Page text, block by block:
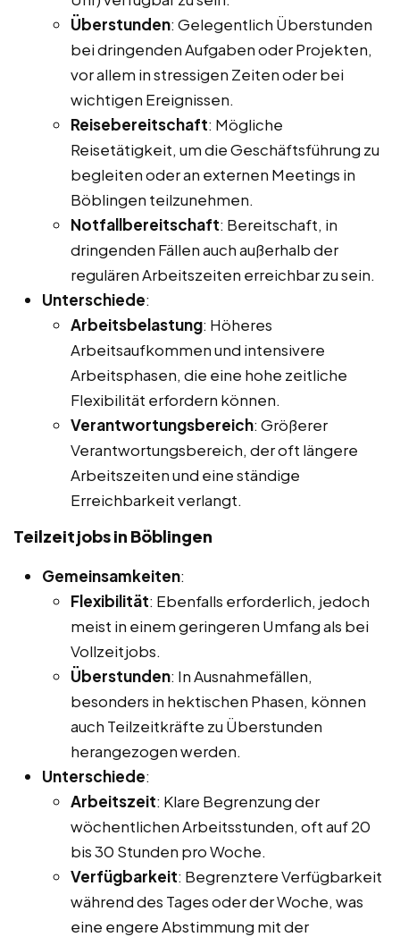
Überstunden: Gelegentlich Überstunden
bei dringenden Aufgaben oder Projekten,
vor allem in stressigen Zeiten oder bei
wichtigen Ereignissen.
Reisebereitschaft: Mögliche
Reisetätigkeit, um die Geschäftsführung zu
begleiten oder an externen Meetings in
Böblingen teilzunehmen.
Notfallbereitschaft: Bereitschaft, in
dringenden Fällen auch außerhalb der
regulären Arbeitszeiten erreichbar zu sein.
Unterschiede:
Arbeitsbelastung: Höheres
Arbeitsaufkommen und intensivere
Arbeitsphasen, die eine hohe zeitliche
Flexibilität erfordern können.
Verantwortungsbereich: Größerer
Verantwortungsbereich, der oft längere
Arbeitszeiten und eine ständige
Erreichbarkeit verlangt.
Teilzeitjobs in Böblingen
Gemeinsamkeiten:
Flexibilität: Ebenfalls erforderlich, jedoch
meist in einem geringeren Umfang als bei
Vollzeitjobs.
Überstunden: In Ausnahmefällen,
besonders in hektischen Phasen, können
auch Teilzeitkräfte zu Überstunden
herangezogen werden.
Unterschiede:
Arbeitszeit: Klare Begrenzung der
wöchentlichen Arbeitsstunden, oft auf 20
bis 30 Stunden pro Woche.
Verfügbarkeit: Begrenztere Verfügbarkeit
während des Tages oder der Woche, was
eine engere Abstimmung mit der